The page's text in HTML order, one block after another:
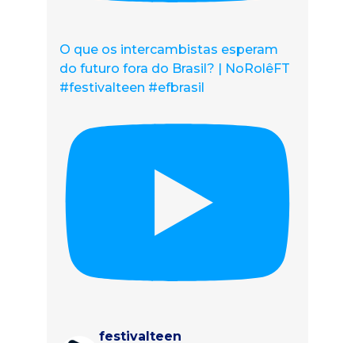
O que os intercambistas esperam
do futuro fora do Brasil? | NoRolêFT
#festivalteen #efbrasil
festivalteen